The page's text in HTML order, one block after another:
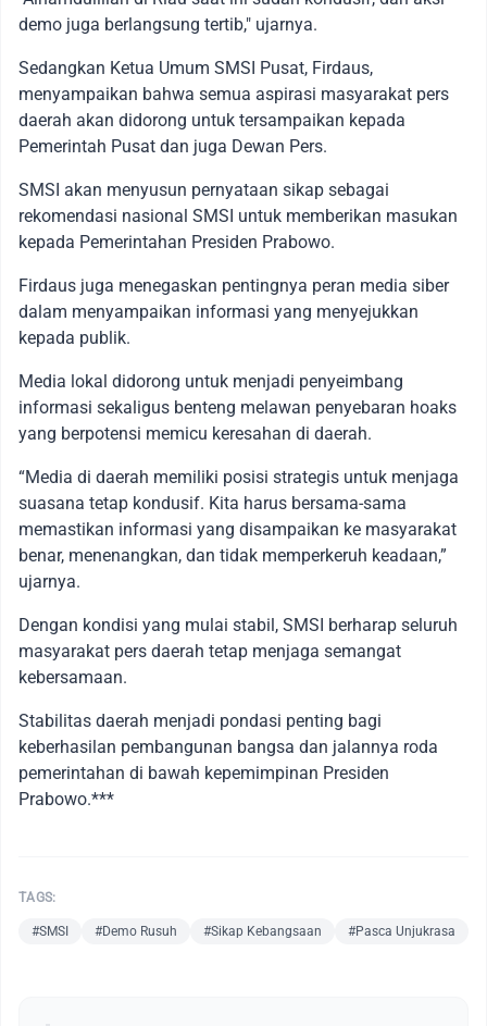
demo juga berlangsung tertib," ujarnya.
Sedangkan Ketua Umum SMSI Pusat, Firdaus,
menyampaikan bahwa semua aspirasi masyarakat pers
daerah akan didorong untuk tersampaikan kepada
Pemerintah Pusat dan juga Dewan Pers.
SMSI akan menyusun pernyataan sikap sebagai
rekomendasi nasional SMSI untuk memberikan masukan
kepada Pemerintahan Presiden Prabowo.
Firdaus juga menegaskan pentingnya peran media siber
dalam menyampaikan informasi yang menyejukkan
kepada publik.
Media lokal didorong untuk menjadi penyeimbang
informasi sekaligus benteng melawan penyebaran hoaks
yang berpotensi memicu keresahan di daerah.
“Media di daerah memiliki posisi strategis untuk menjaga
suasana tetap kondusif. Kita harus bersama-sama
memastikan informasi yang disampaikan ke masyarakat
benar, menenangkan, dan tidak memperkeruh keadaan,”
ujarnya.
Dengan kondisi yang mulai stabil, SMSI berharap seluruh
masyarakat pers daerah tetap menjaga semangat
kebersamaan.
Stabilitas daerah menjadi pondasi penting bagi
keberhasilan pembangunan bangsa dan jalannya roda
pemerintahan di bawah kepemimpinan Presiden
Prabowo.***
TAGS:
#SMSI #Demo Rusuh #Sikap Kebangsaan #Pasca Unjukrasa